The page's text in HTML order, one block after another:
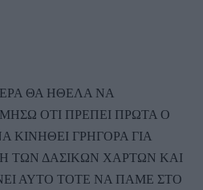
ΘΑ ΗΘΕΛΑ ΝΑ
ΟΤΙ ΠΡΕΠΕΙ ΠΡΩΤΑ Ο
ΚΙΝΗΘΕΙ ΓΡΗΓΟΡΑ ΓΙΑ
ΤΩΝ ΔΑΣΙΚΩΝ ΧΑΡΤΩΝ ΚΑΙ
ΑΥΤΟ ΤΟΤΕ ΝΑ ΠΑΜΕ ΣΤΟ